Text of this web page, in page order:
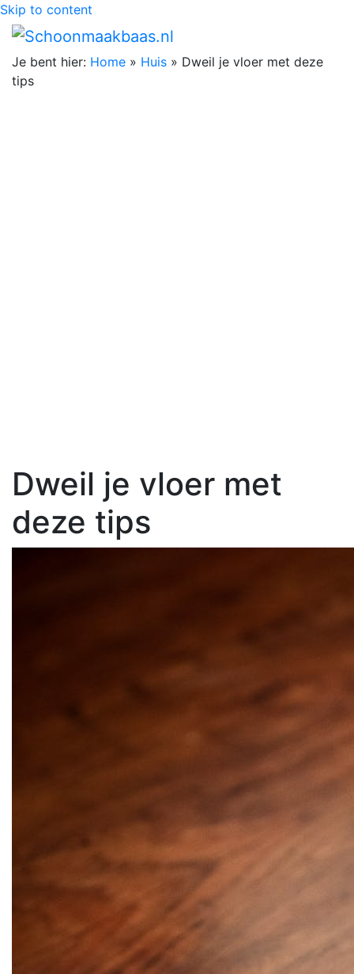
Skip to content
Je bent hier: Home » Huis » Dweil je vloer met deze
tips
Dweil je vloer met
deze tips